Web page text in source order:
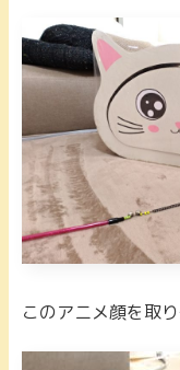
このアニメ顔を取